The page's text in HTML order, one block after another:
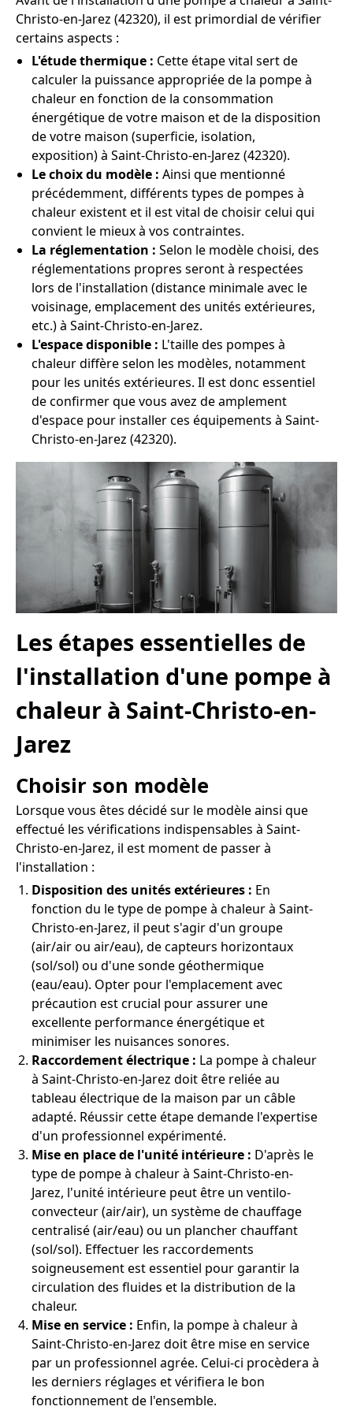
Christo-en-Jarez (42320), il est primordial de vérifier
certains aspects :
L'étude thermique : Cette étape vital sert de
calculer la puissance appropriée de la pompe à
chaleur en fonction de la consommation
énergétique de votre maison et de la disposition
de votre maison (superficie, isolation,
exposition) à Saint-Christo-en-Jarez (42320).
Le choix du modèle : Ainsi que mentionné
précédemment, différents types de pompes à
chaleur existent et il est vital de choisir celui qui
convient le mieux à vos contraintes.
La réglementation : Selon le modèle choisi, des
réglementations propres seront à respectées
lors de l'installation (distance minimale avec le
voisinage, emplacement des unités extérieures,
etc.) à Saint-Christo-en-Jarez.
L'espace disponible : L'taille des pompes à
chaleur diffère selon les modèles, notamment
pour les unités extérieures. Il est donc essentiel
de confirmer que vous avez de amplement
d'espace pour installer ces équipements à Saint-
Christo-en-Jarez (42320).
Les étapes essentielles de
l'installation d'une pompe à
chaleur à Saint-Christo-en-
Jarez
Choisir son modèle
Lorsque vous êtes décidé sur le modèle ainsi que
effectué les vérifications indispensables à Saint-
Christo-en-Jarez, il est moment de passer à
l'installation :
Disposition des unités extérieures : En
fonction du le type de pompe à chaleur à Saint-
Christo-en-Jarez, il peut s'agir d'un groupe
(air/air ou air/eau), de capteurs horizontaux
(sol/sol) ou d'une sonde géothermique
(eau/eau). Opter pour l'emplacement avec
précaution est crucial pour assurer une
excellente performance énergétique et
minimiser les nuisances sonores.
Raccordement électrique : La pompe à chaleur
à Saint-Christo-en-Jarez doit être reliée au
tableau électrique de la maison par un câble
adapté. Réussir cette étape demande l'expertise
d'un professionnel expérimenté.
Mise en place de l'unité intérieure : D'après le
type de pompe à chaleur à Saint-Christo-en-
Jarez, l'unité intérieure peut être un ventilo-
convecteur (air/air), un système de chauffage
centralisé (air/eau) ou un plancher chauffant
(sol/sol). Effectuer les raccordements
soigneusement est essentiel pour garantir la
circulation des fluides et la distribution de la
chaleur.
Mise en service : Enfin, la pompe à chaleur à
Saint-Christo-en-Jarez doit être mise en service
par un professionnel agrée. Celui-ci procèdera à
les derniers réglages et vérifiera le bon
fonctionnement de l'ensemble.